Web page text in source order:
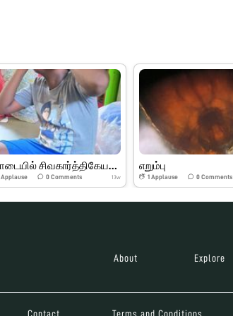
Applause 0 Comments 13w
எறும்பு
1 Applause 0 Comments
About Explore